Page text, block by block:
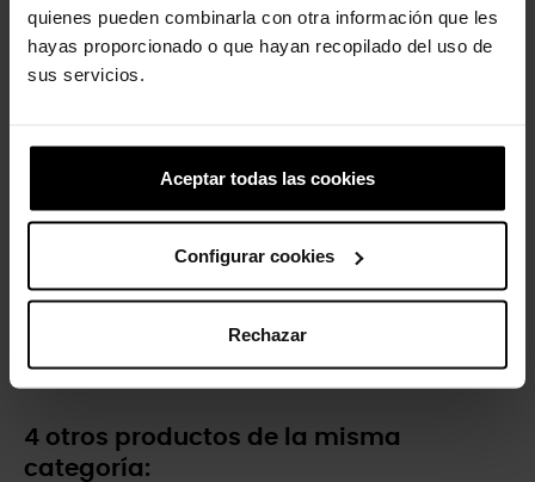
quienes pueden combinarla con otra información que les
hayas proporcionado o que hayan recopilado del uso de
sus servicios.
Aceptar todas las cookies
Configurar cookies
Rechazar
-20%
Aguacate brillante Gato negro
4,99 €
4 otros productos de la misma
categoría: